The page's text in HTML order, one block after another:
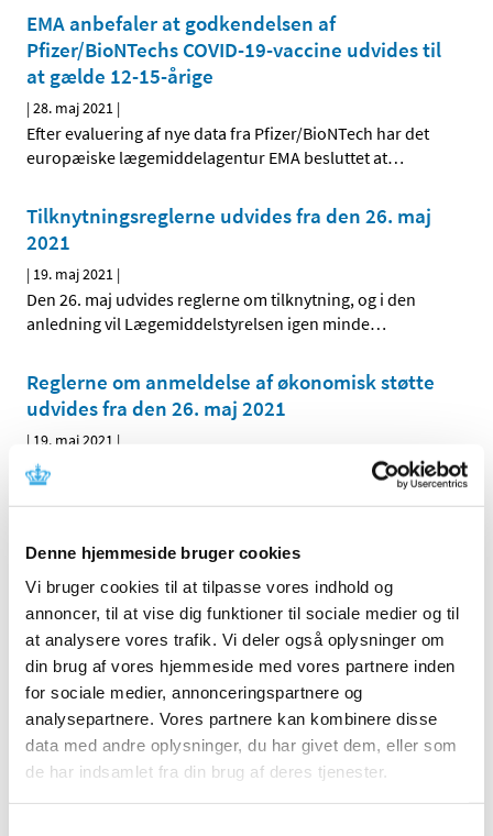
Denne hjemmeside bruger cookies
Vi bruger cookies til at tilpasse vores indhold og
annoncer, til at vise dig funktioner til sociale medier og til
at analysere vores trafik. Vi deler også oplysninger om
din brug af vores hjemmeside med vores partnere inden
for sociale medier, annonceringspartnere og
analysepartnere. Vores partnere kan kombinere disse
data med andre oplysninger, du har givet dem, eller som
de har indsamlet fra din brug af deres tjenester.
EMA anbefaler at godkendelsen af
Pfizer/BioNTechs COVID-19-vaccine udvides til
at gælde 12-15-årige
|28. maj 2021 |
Efter evaluering af nye data fra Pfizer/BioNTech har det
europæiske lægemiddelagentur EMA besluttet at…
Tilknytningsreglerne udvides fra den 26. maj
2021
| 19. maj 2021 |
Den 26. maj udvides reglerne om tilknytning, og i den
anledning vil Lægemiddelstyrelsen igen minde…
Reglerne om anmeldelse af økonomisk støtte
udvides fra den 26. maj 2021
| 19. maj 2021 |
Den 26. maj 2021 udvides reglerne om anmeldelse af
økonomiske støtte. I den forbindelse er det vigtigt for…
Typiske afvigelser vedrørende datahåndtering
m.m. i investigator-initierede forsøg
|18. maj 2021|
Lægemiddelstyrelsens GCP-inspektører har over en
periode gennemført et projekt med fokus på
Vejledning om implementering af decentrale
elementer i kliniske forsøg med lægemidler er
nu tilgængelig
|4. maj 2021|